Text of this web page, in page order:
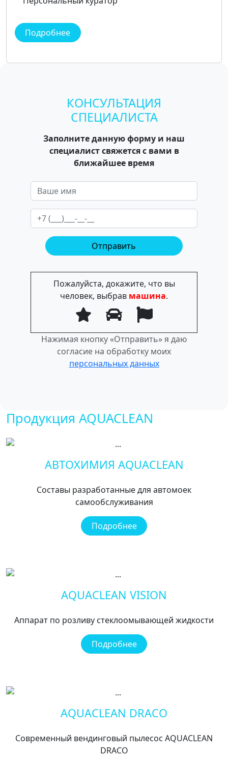
Подробнее
КОНСУЛЬТАЦИЯ
СПЕЦИАЛИСТА
Заполните данную форму и наш
специалист свяжется с вами в
ближайшее время
Пожалуйста, докажите, что вы
человек, выбрав машина.
Нажимая кнопку «Отправить» я даю
согласие на обработку моих
персональных данных
Продукция AQUACLEAN
АВТОХИМИЯ AQUACLEAN
Составы разработанные для автомоек
самообслуживания
Подробнее
AQUACLEAN VISION
Аппарат по розливу стеклоомывающей жидкости
Подробнее
AQUACLEAN DRACO
Современный вендинговый пылесос AQUACLEAN
DRACO